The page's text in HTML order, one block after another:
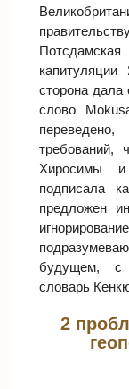
сторона дала
слово
требований,
Хиросимы
подписала
предложен
будущем, с
словарь
2